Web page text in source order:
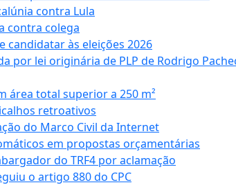
contra Lula
contra colega
às eleições 2026
por lei originária de PLP de Rodrigo
área total superior a 250 m²
retroativos
do Marco Civil da Internet
em propostas orçamentárias
do TRF4 por aclamação
o artigo 880 do CPC